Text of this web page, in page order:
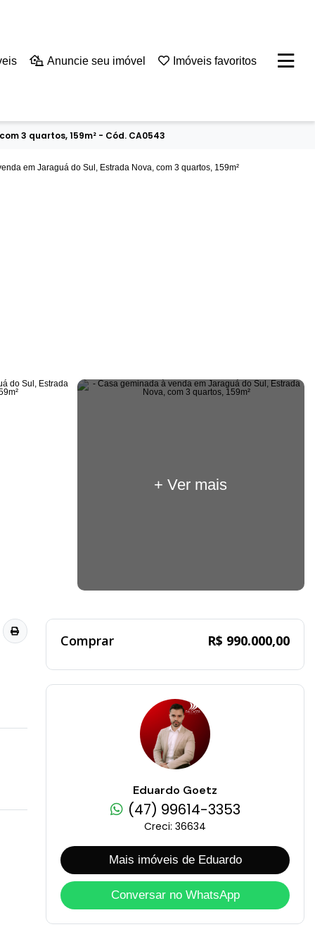
Anuncie seu imóvel Imóveis favoritos
3 quartos, 159m² - Cód. CA0543
+ Ver mais
Comprar R$ 990.000,00
Eduardo Goetz
(47) 99614-3353
Creci: 36634
Mais imóveis de Eduardo
Conversar no WhatsApp